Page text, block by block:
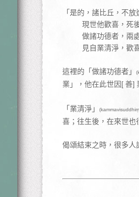
「是的，諸比丘，不
現世他歡喜，死
做諸功德者，兩
見自業清淨，歡
這裡的「做諸功德者」
業」，他在此世因[ 善]
「業清淨」
喜；往生後，在來世也
偈頌結束之時，很多